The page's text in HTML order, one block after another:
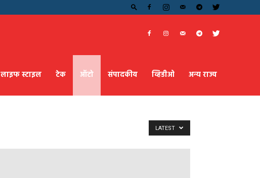
लाइफ स्टाइल टेक ऑटो संपादकीय व्हिडीओ अन्य राज्य
LATEST